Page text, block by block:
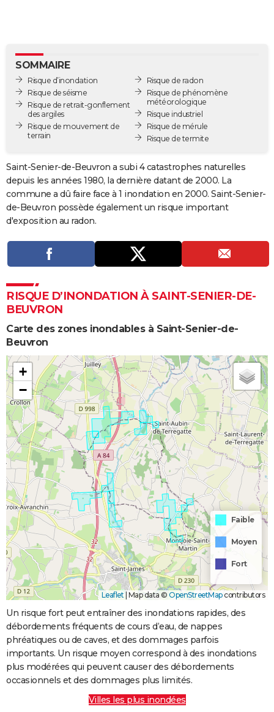
BONS PLANS
CARTE DE VOEUX
Carte de Noël
Carte Bonne année
Carte Saint-Valentin
Carte Pâques
Carte d'anniversaire
DICTIONNAIRE
Dictionnaire
Biographies
Citations
Expressions
Proverbes
PROGRAMME TV
COPAINS D'AVANT
S'inscrire
Se connecter
Lycées
Collèges
Primaires
Universités
Entreprises
Service militaire
Avis de recherche
AVIS DE DÉCÈS
FORUM
SOMMAIRE
Risque d’inondation
Risque de séisme
Risque de retrait-gonflement
des argiles
Risque de mouvement de
terrain
Risque de radon
Risque de phénomène
météorologique
Risque industriel
Risque de mérule
Risque de termite
Saint-Senier-de-Beuvron a subi 4 catastrophes naturelles
depuis les années 1980, la dernière datant de 2000. La
commune a dû faire face à 1 inondation en 2000. Saint-Senier-
de-Beuvron possède également un risque important
d'exposition au radon.
RISQUE D’INONDATION À SAINT-SENIER-DE-
BEUVRON
Carte des zones inondables à Saint-Senier-de-
Beuvron
+
−
Faible
Moyen
Fort
Leaflet | Map data © OpenStreetMapcontributors
Un risque fort peut entraîner des inondations rapides, des
débordements fréquents de cours d’eau, de nappes
phréatiques ou de caves, et des dommages parfois
importants. Un risque moyen correspond à des inondations
plus modérées qui peuvent causer des débordements
occasionnels et des dommages plus limités.
Villes les plus inondées